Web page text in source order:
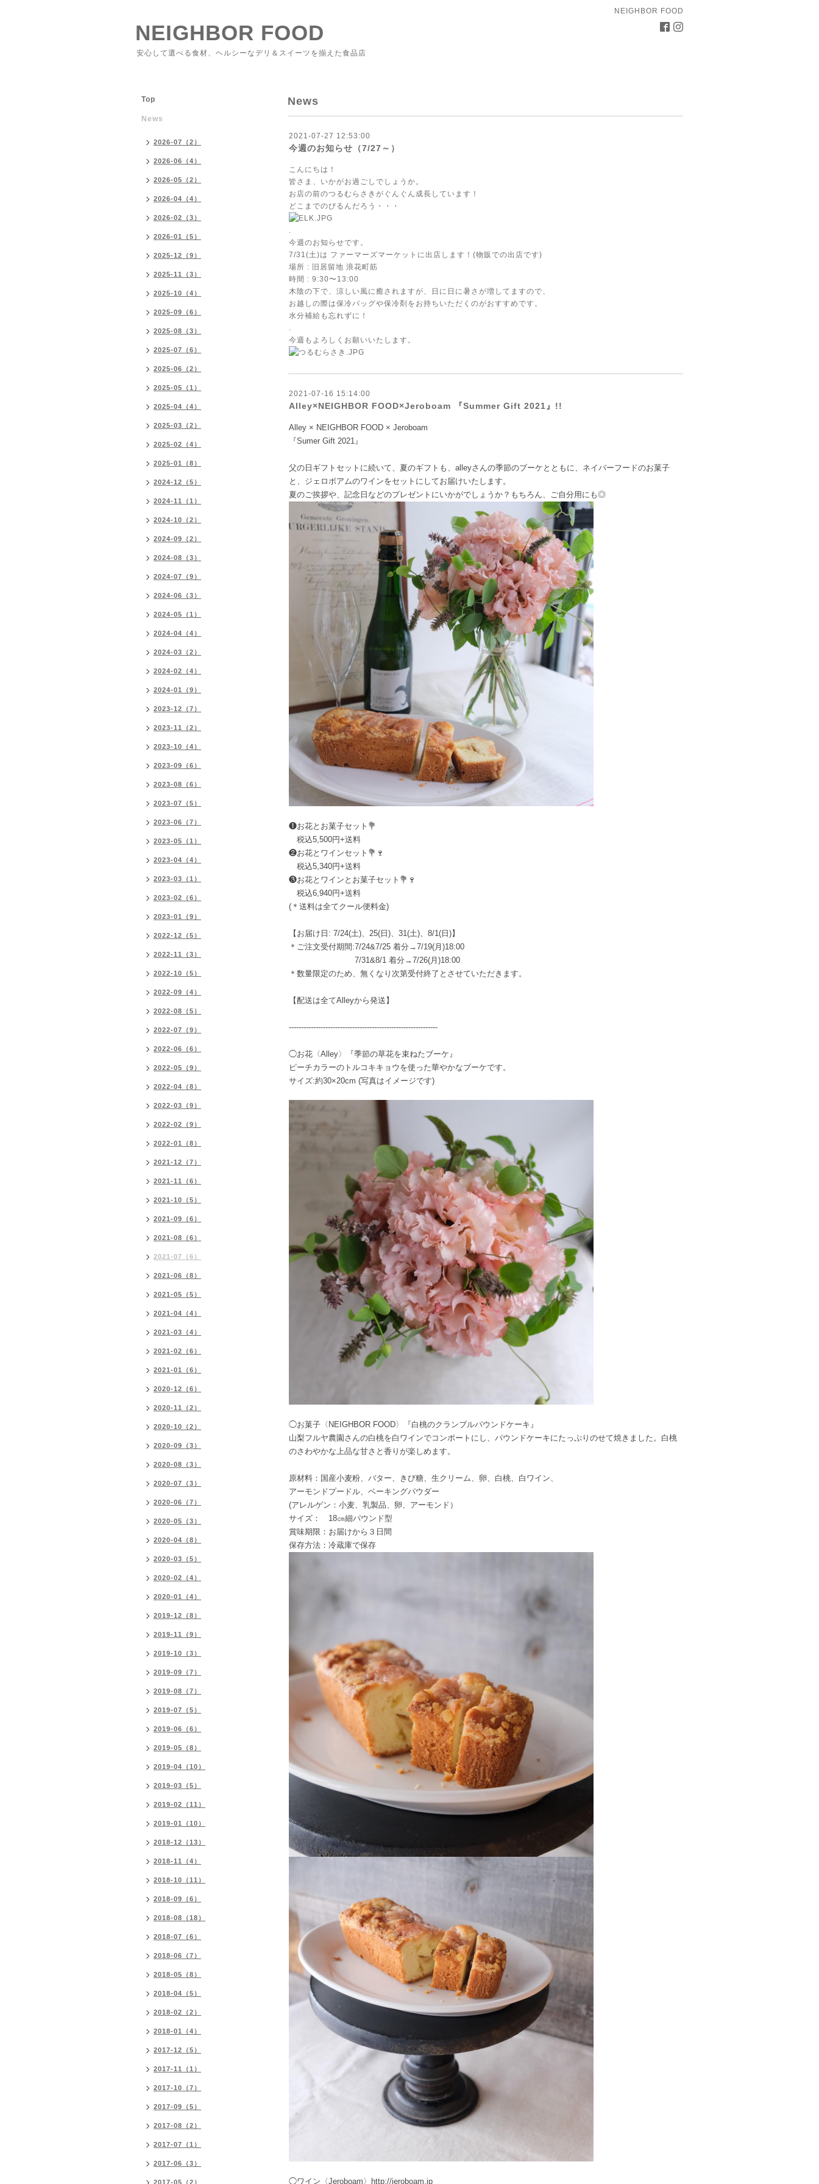
NEIGHBOR FOOD
NEIGHBOR FOOD
安心して選べる食材、ヘルシーなデリ＆スイーツを揃えた食品店
News
2021-07-27 12:53:00
今週のお知らせ（7/27～）
こんにちは！
皆さま、いかがお過ごしでしょうか。
お店の前のつるむらさきがぐんぐん成長しています！
どこまでのびるんだろう・・・
.
今週のお知らせです。
7/31(土)は ファーマーズマーケットに出店します！(物販での出店です)
場所 : 旧居留地 浪花町筋
時間 : 9:30〜13:00
木陰の下で、涼しい風に癒されますが、日に日に暑さが増してますので、
お越しの際は保冷バッグや保冷剤をお持ちいただくのがおすすめです。
水分補給も忘れずに！
.
今週もよろしくお願いいたします。
2021-07-16 15:14:00
Alley×NEIGHBOR FOOD×Jeroboam 『Summer Gift 2021』!!
Alley × NEIGHBOR FOOD × Jeroboam
『Sumer Gift 2021』
父の日ギフトセットに続いて、夏のギフトも、alleyさんの季節のブーケとともに、ネイバーフードのお菓子
と、ジェロボアムのワインをセットにしてお届けいたします。
夏のご挨拶や、記念日などのプレゼントにいかがでしょうか？もちろん、ご自分用にも◎
❶お花とお菓子セット💐
税込5,500円+送料
❷お花とワインセット💐🍷
税込5,340円+送料
❸お花とワインとお菓子セット💐🍷
税込6,940円+送料
(＊送料は全てクール便料金)
【お届け日: 7/24(土)、25(日)、31(土)、8/1(日)】
＊ご注文受付期間:7/24&7/25 着分→7/19(月)18:00
7/31&8/1 着分→7/26(月)18:00
＊数量限定のため、無くなり次第受付終了とさせていただきます。
【配送は全てAlleyから発送】
-------------------------------------------------------------
◯お花〈Alley〉『季節の草花を束ねたブーケ』
ピーチカラーのトルコキキョウを使った華やかなブーケです。
サイズ:約30×20cm (写真はイメージです)
◯お菓子〈NEIGHBOR FOOD〉『白桃のクランブルパウンドケーキ』
山梨フルヤ農園さんの白桃を白ワインでコンポートにし、パウンドケーキにたっぷりのせて焼きました。白桃
のさわやかな上品な甘さと香りが楽しめます。
原材料：国産小麦粉、バター、きび糖、生クリーム、卵、白桃、白ワイン、
アーモンドプードル、ベーキングパウダー
(アレルゲン：小麦、乳製品、卵、アーモンド）
サイズ： 18㎝細パウンド型
賞味期限：お届けから３日間
保存方法：冷蔵庫で保存
◯ワイン〈Jeroboam〉http://jeroboam.jp
Top
News
2026-07（2）
2026-06（4）
2026-05（2）
2026-04（4）
2026-02（3）
2026-01（5）
2025-12（9）
2025-11（3）
2025-10（4）
2025-09（6）
2025-08（3）
2025-07（6）
2025-06（2）
2025-05（1）
2025-04（4）
2025-03（2）
2025-02（4）
2025-01（8）
2024-12（5）
2024-11（1）
2024-10（2）
2024-09（2）
2024-08（3）
2024-07（9）
2024-06（3）
2024-05（1）
2024-04（4）
2024-03（2）
2024-02（4）
2024-01（9）
2023-12（7）
2023-11（2）
2023-10（4）
2023-09（6）
2023-08（6）
2023-07（5）
2023-06（7）
2023-05（1）
2023-04（4）
2023-03（1）
2023-02（6）
2023-01（9）
2022-12（5）
2022-11（3）
2022-10（5）
2022-09（4）
2022-08（5）
2022-07（9）
2022-06（6）
2022-05（9）
2022-04（8）
2022-03（9）
2022-02（9）
2022-01（8）
2021-12（7）
2021-11（6）
2021-10（5）
2021-09（6）
2021-08（6）
2021-07（6）
2021-06（8）
2021-05（5）
2021-04（4）
2021-03（4）
2021-02（6）
2021-01（6）
2020-12（6）
2020-11（2）
2020-10（2）
2020-09（3）
2020-08（3）
2020-07（3）
2020-06（7）
2020-05（3）
2020-04（8）
2020-03（5）
2020-02（4）
2020-01（4）
2019-12（8）
2019-11（9）
2019-10（3）
2019-09（7）
2019-08（7）
2019-07（5）
2019-06（6）
2019-05（8）
2019-04（10）
2019-03（5）
2019-02（11）
2019-01（10）
2018-12（13）
2018-11（4）
2018-10（11）
2018-09（6）
2018-08（18）
2018-07（6）
2018-06（7）
2018-05（8）
2018-04（5）
2018-02（2）
2018-01（4）
2017-12（5）
2017-11（1）
2017-10（7）
2017-09（5）
2017-08（2）
2017-07（1）
2017-06（3）
2017-05（2）